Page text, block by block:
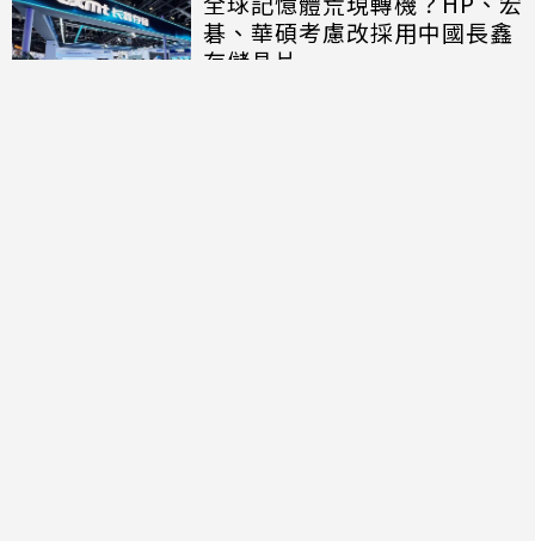
碁、華碩考慮改採用中國長鑫
存儲晶片